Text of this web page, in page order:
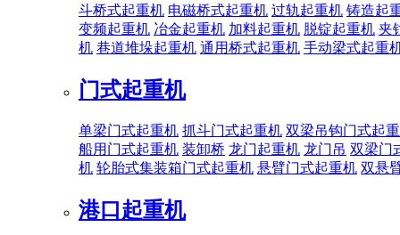
斗桥式起重机 电磁桥式起重机 过轨起重机 铸造起
变频起重机 冶金起重机 加料起重机 脱锭起重机 夹
机 巷道堆垛起重机 通用桥式起重机 手动梁式起重
门式起重机
单梁门式起重机 抓斗门式起重机 双梁吊钩门式起
船用门式起重机 装卸桥 龙门起重机 龙门吊 双梁门
机 轮胎式集装箱门式起重机 悬臂门式起重机 双悬
港口起重机